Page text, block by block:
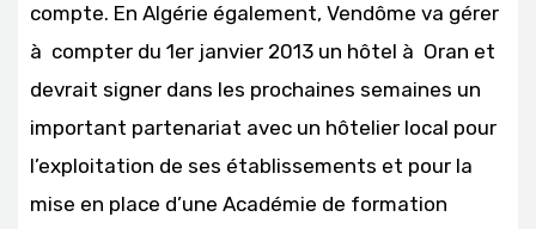
compte. En Algérie également, Vendôme va gérer
à compter du 1er janvier 2013 un hôtel à Oran et
devrait signer dans les prochaines semaines un
important partenariat avec un hôtelier local pour
l’exploitation de ses établissements et pour la
mise en place d’une Académie de formation